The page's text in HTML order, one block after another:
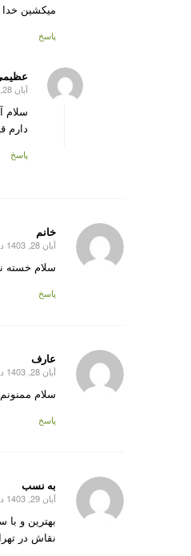
میکشین
پاسخ
گفته:آبان 28, 1403 در 10:06 ب.ظ
دارم
پاسخ
خانم
گفته:آبان 28, 1403 در 12:45 ب.ظ
سلام خسته
پاسخ
عارف
گفته:آبان 28, 1403 در 12:48 ب.ظ
سلام
پاسخ
به نسب
گفته:آبان 29, 1403 در 4:24 ب.ظ
بهترین و با
نقاش در